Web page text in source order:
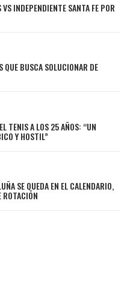
INDEPENDIENTE SANTA FE POR
QUE BUSCA SOLUCIONAR DE
TENIS A LOS 25 AÑOS: “UN
Y HOSTIL”
SE QUEDA EN EL CALENDARIO,
ROTACIÓN